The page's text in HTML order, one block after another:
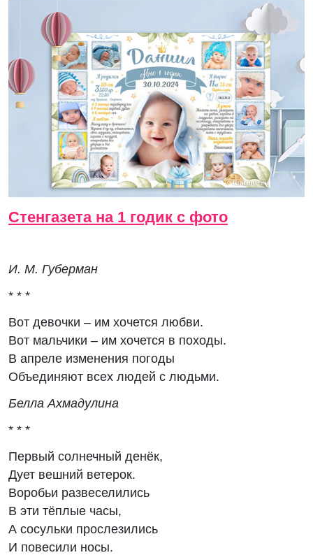
Стенгазета на 1 годик с фото
И. М. Губерман
* * *
Вот девочки – им хочется любви.
Вот мальчики – им хочется в походы.
В апреле изменения погоды
Объединяют всех людей с людьми.
Белла Ахмадулина
* * *
Первый солнечный денёк,
Дует вешний ветерок.
Воробьи развеселились
В эти тёплые часы,
А сосульки прослезились
И повесили носы.